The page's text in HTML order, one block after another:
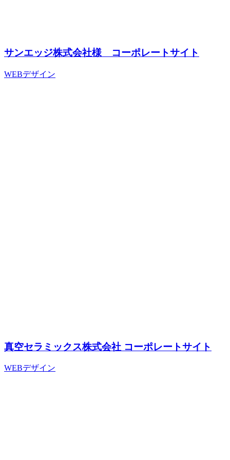
サンエッジ株式会社様 コーポレートサイト
WEBデザイン
真空セラミックス株式会社 コーポレートサイト
WEBデザイン